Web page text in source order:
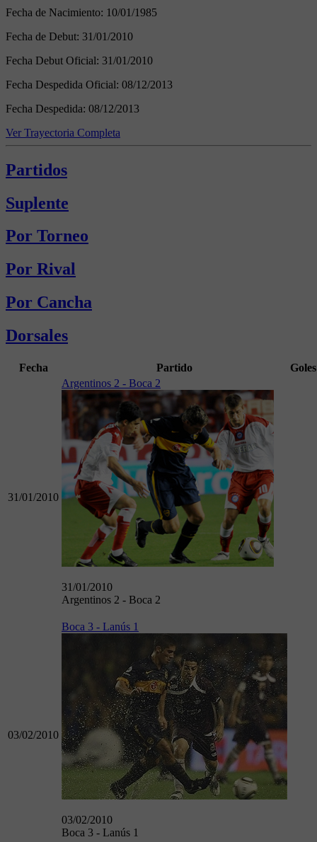
Fecha de Nacimiento: 10/01/1985
Fecha de Debut: 31/01/2010
Fecha Debut Oficial: 31/01/2010
Fecha Despedida Oficial: 08/12/2013
Fecha Despedida: 08/12/2013
Ver Trayectoria Completa
Partidos
Suplente
Por Torneo
Por Rival
Por Cancha
Dorsales
Fecha Partido Goles
31/01/2010
Argentinos 2 - Boca 2
31/01/2010
Argentinos 2 - Boca 2
03/02/2010
Boca 3 - Lanús 1
03/02/2010
Boca 3 - Lanús 1